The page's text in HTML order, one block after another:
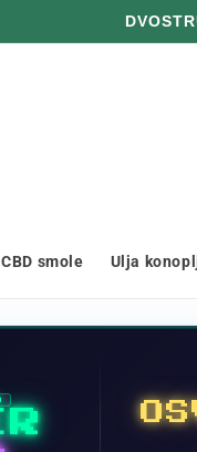
CBD smole Ulja